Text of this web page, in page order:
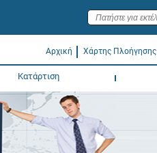
Αρχική Χάρτης Πλοήγησης
Κατάρτιση